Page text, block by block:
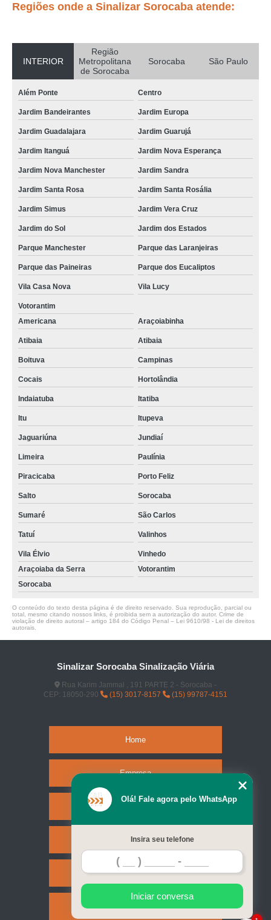
Regiões onde a Sinalizar Sorocaba atende:
INTERIOR
Região
Metropolitana
de Sorocaba
Sorocaba São Paulo
Além Ponte Centro
Jardim Bandeirantes Jardim Europa
Jardim Guadalajara Jardim Guarujá
Jardim Itanguá Jardim Nova Esperança
Jardim Nova Manchester Jardim Sandra
Jardim Santa Rosa Jardim Santa Rosália
Jardim Simus Jardim Vera Cruz
Jardim do Sol Jardim dos Estados
Parque Manchester Parque das Laranjeiras
Parque das Paineiras Parque dos Eucaliptos
Vila Casa Nova Vila Lucy
Votorantim
Americana
Araçoiabinha
Atibaia Atibaia
Boituva Campinas
Cocais Hortolândia
Indaiatuba Itatiba
Itu Itupeva
Jaguariúna Jundiaí
Limeira Paulínia
Piracicaba Porto Feliz
Salto Sorocaba
Sumaré São Carlos
Tatuí Valinhos
Vila Élvio
Vinhedo
Araçoiaba da Serra
Votorantim
Sorocaba
O conteúdo do texto desta página é de direito reservado. Sua reprodução, parcial ou
total, mesmo citando nossos links, é proibida sem a autorização do autor. Crime de
violação de direito autoral – artigo 184 do Código Penal – Lei 9610/98 - Lei de direitos
autorais
Sinalizar Sorocaba Sinalização Viária
Rua Karim Jammal , 191 PARTE 2 - Sorocaba -
CEP: 18050-290
(15) 3017-8157 (15) 99787-4151
Home
Empresa
Serviços
Contato
Mapa do site
Olá! Fale agora pelo WhatsApp
Insira seu telefone
Iniciar conversa